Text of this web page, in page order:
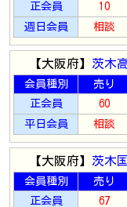
正会員
10
週日会員
相談
【大阪府】 茨木
会員種別 売り
正会員
60
平日会員
相談
【大阪府】 茨木
会員種別 売り
正会員
67